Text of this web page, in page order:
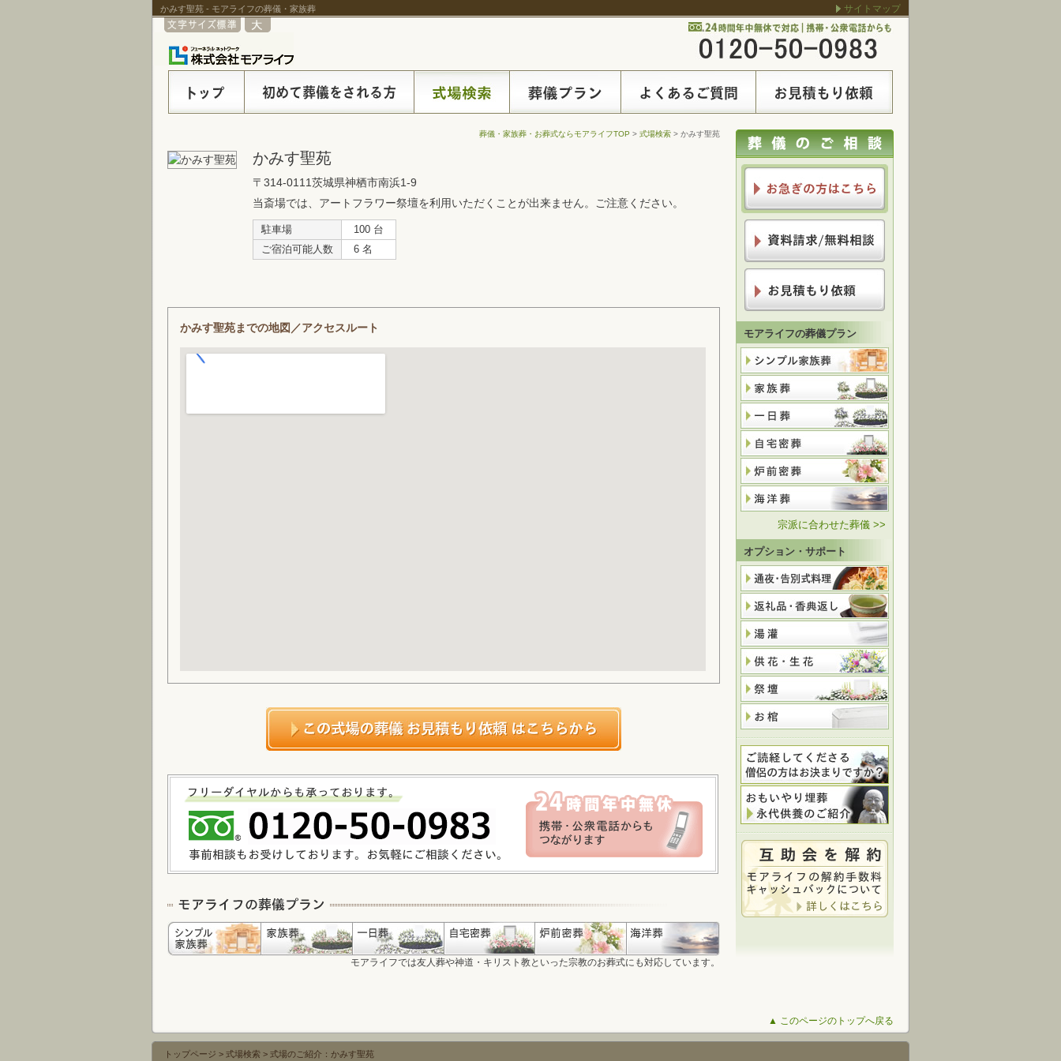
かみす聖苑 - モアライフの葬儀・家族葬 サイトマップ
葬儀・家族葬・お葬式ならモアライフTOP > 式場検索 > かみす聖苑
かみす聖苑
〒314-0111茨城県神栖市南浜1-9
当斎場では、アートフラワー祭壇を利用いただくことが出来ません。ご注意ください。
駐車場
100 台
ご宿泊可能人数
6 名
かみす聖苑までの地図／アクセスルート
モアライフでは友人葬や神道・キリスト教といった宗教のお葬式にも対応しています。
モアライフの葬儀プラン
宗派に合わせた葬儀 >>
オプション・サポート
▲ このページのトップへ戻る
トップページ > 式場検索 > 式場のご紹介：かみす聖苑